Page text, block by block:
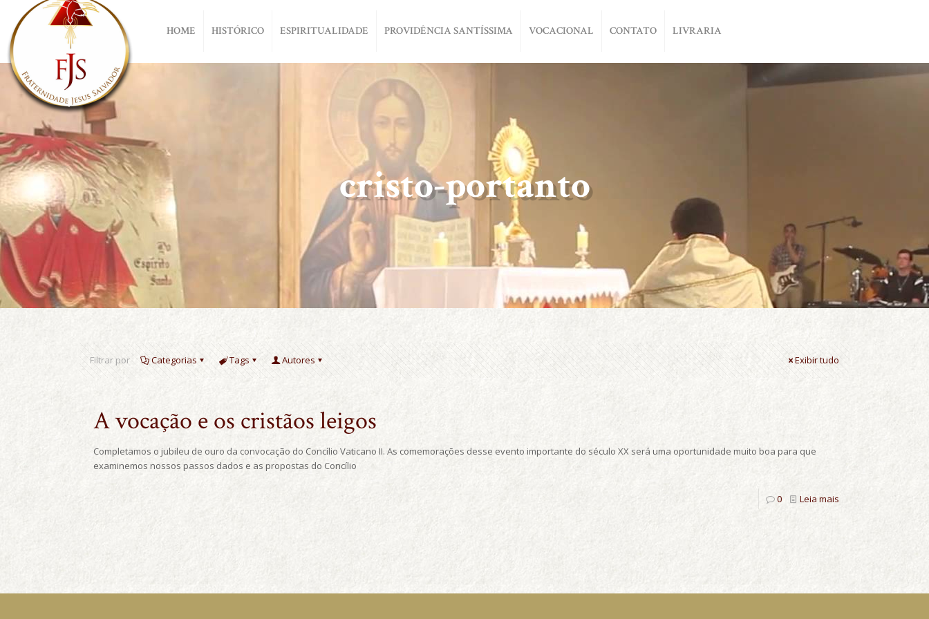
HOME HISTÓRICO ESPIRITUALIDADE PROVIDÊNCIA SANTÍSSIMA VOCACIONAL CONTATO LIVRARIA
cristo-portanto
Filtrar por Categorias Tags Autores Exibir tudo
A vocação e os cristãos leigos
Completamos o jubileu de ouro da convocação do Concílio Vaticano II. As comemorações desse evento importante do século XX será uma oportunidade muito boa para que
examinemos nossos passos dados e as propostas do Concílio
0 Leia mais